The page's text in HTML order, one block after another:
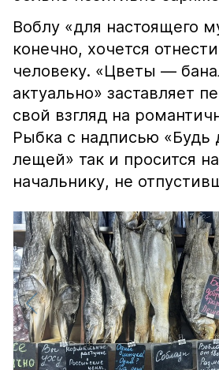
Воблу «для настоящего
конечно, хочется
человеку. «Цветы —
актуально» заставляет
свой взгляд на
Рыбка с надписью «Будь
лещей» так и просится
начальнику, не